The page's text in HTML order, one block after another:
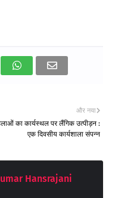
और नया
का कार्यस्थल पर लैंगिक उत्पीड़न :
एक दिवसीय कार्यशाला संपन्न
Hansrajani